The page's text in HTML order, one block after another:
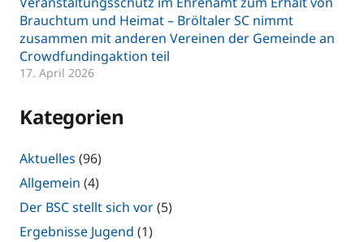
Brauchtum und Heimat – Bröltaler SC nimmt
zusammen mit anderen Vereinen der Gemeinde an
Crowdfundingaktion teil
17. April 2026
Kategorien
Aktuelles (96)
Allgemein (4)
Der BSC stellt sich vor(5)
Ergebnisse Jugend (1)